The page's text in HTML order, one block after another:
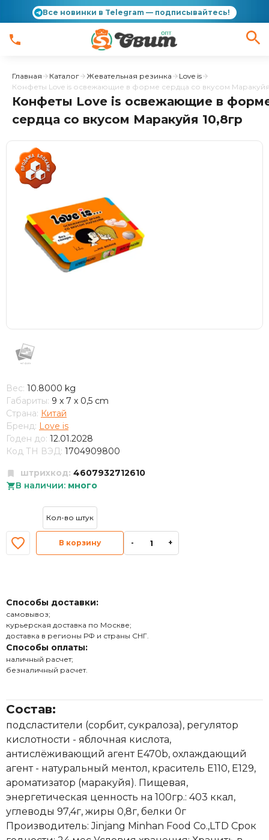
Все новинки в Telegram — подписывайтесь!
Главная Каталог Жевательная резинка
Love is
Конфеты Love is освежающие в форме сердца со вкусом
Конфеты Love is освежающие в
сердца со вкусом Маракуйя 10,8гр
Вес: 10.8000 kg
Габариты: 9 x 7 x 0,5 cm
Страна: Китай
Бренд: Love is
Годен до: 12.01.2028
Код ТН ВЭД: 1704909800
штрихкод: 4607932712610
В наличии: много
В корзину - +
Способы доставки:
самовывоз;
курьерская доставка по Москве;
доставка в регионы РФ и страны СНГ.
Способы оплаты:
наличный расчет;
безналичный расчет.
Состав:
подсластители (сорбит, сукралоза), регулятор
кислотности - яблочная кислота,
антислёживающий агент Е470b, охлаждающий
агент - натуральный ментол, краситель Е110, Е129,
ароматизатор (маракуйя). Пищевая,
энергетическая ценность на 100гр.: 403 ккал,
углеводы 97,4г, жиры 0,8г, белки 0г
Производитель: Jinjang Minhan Food Co.,LTD Срок